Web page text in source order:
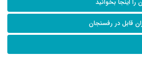
اینجا بخوانید
قابل در رفسنجان